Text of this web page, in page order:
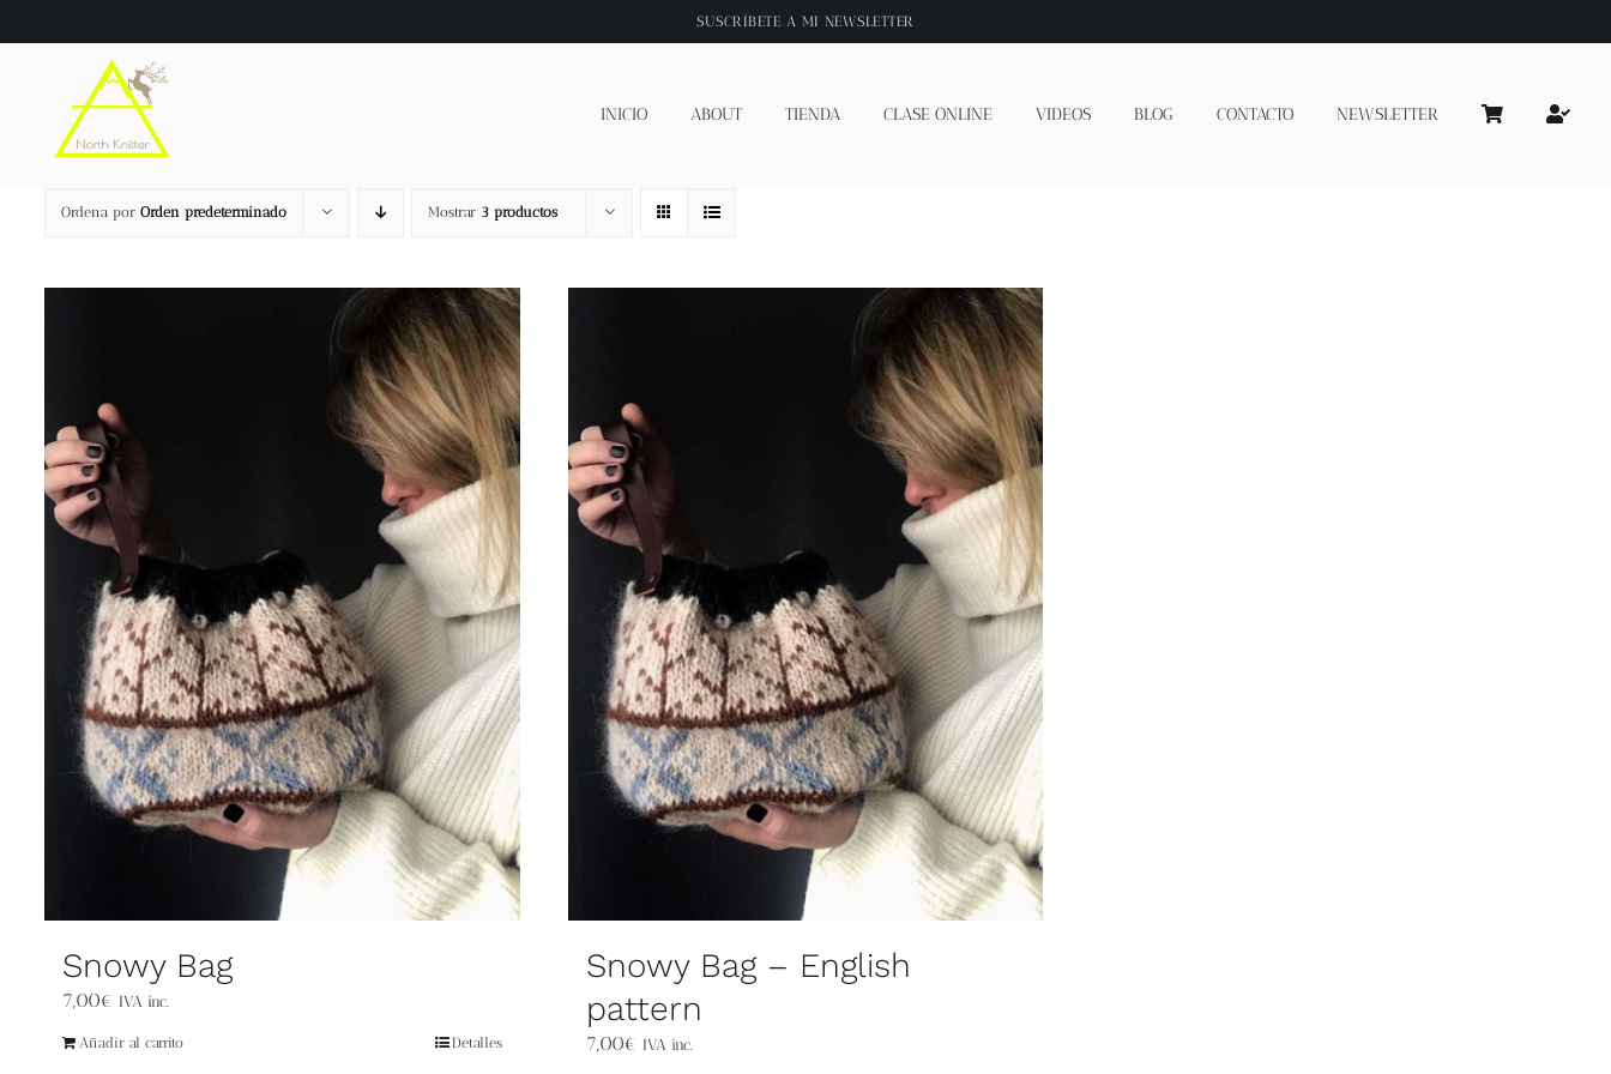
al
SUSCRÍBETE A MI NEWSLETTER
INICIO ABOUT TIENDA CLASE ONLINE VIDEOS BLOG CONTACTO NEWSLETTER
Ordena por Orden predeterminado Mostrar 3 productos
Snowy Bag
7,00€ IVA inc.
Añadir al carrito Detalles
Snowy Bag – English
pattern
7,00€ IVA inc.